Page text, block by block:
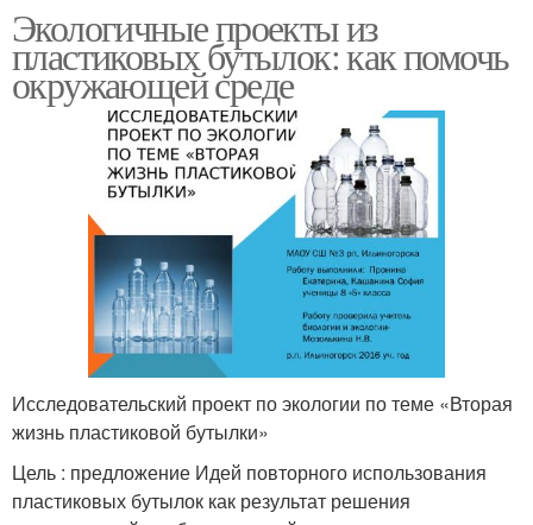
Экологичные проекты из
пластиковых бутылок: как помочь
окружающей среде
Исследовательский проект по экологии по теме «Вторая
жизнь пластиковой бутылки»
Цель : предложение Идей повторного использования
пластиковых бутылок как результат решения